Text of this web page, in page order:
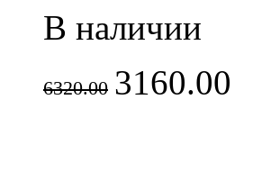
В наличии
6320.00 3160.00